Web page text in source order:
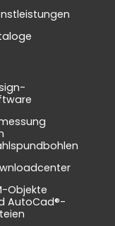
Objekte
AutoCad®-